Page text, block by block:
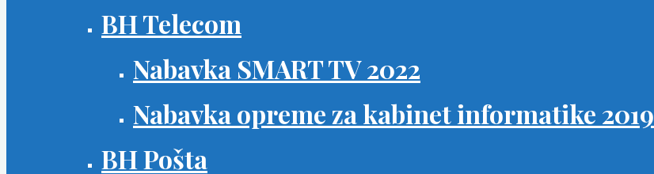
BH Telecom
Nabavka SMART TV 2022
Nabavka opreme za kabinet informatike 2019
BH Pošta